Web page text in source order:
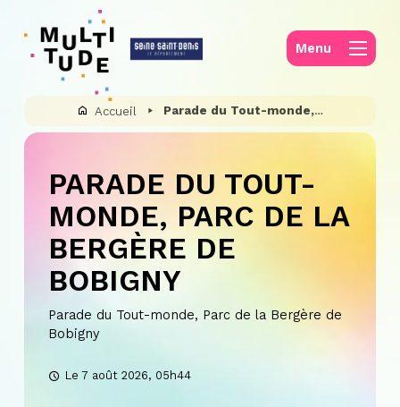
Menu
Accueil Parade du Tout-monde, Parc de la Bergère de Bobigny
PARADE DU TOUT-
MONDE, PARC DE LA
BERGÈRE DE
BOBIGNY
Parade du Tout-monde, Parc de la Bergère de
Bobigny
Le 7 août 2026, 05h44
Panneau de gestion des cookies